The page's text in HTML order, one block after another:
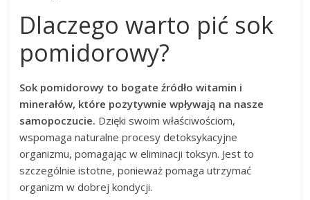
Dlaczego warto pić sok
pomidorowy?
Sok pomidorowy to bogate źródło witamin i
minerałów, które pozytywnie wpływają na nasze
samopoczucie. Dzięki swoim właściwościom,
wspomaga naturalne procesy detoksykacyjne
organizmu, pomagając w eliminacji toksyn. Jest to
szczególnie istotne, ponieważ pomaga utrzymać
organizm w dobrej kondycji.